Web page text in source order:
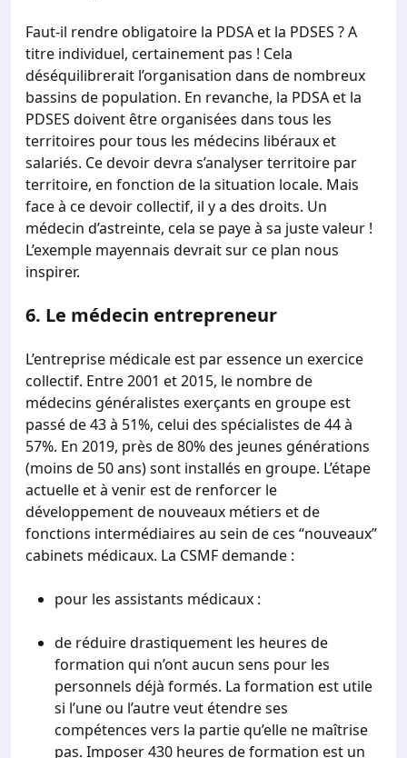
Faut-il rendre obligatoire la PDSA et la PDSES ? A
titre individuel, certainement pas ! Cela
déséquilibrerait l’organisation dans de nombreux
bassins de population. En revanche, la PDSA et la
PDSES doivent être organisées dans tous les
territoires pour tous les médecins libéraux et
salariés. Ce devoir devra s’analyser territoire par
territoire, en fonction de la situation locale. Mais
face à ce devoir collectif, il y a des droits. Un
médecin d’astreinte, cela se paye à sa juste valeur !
L’exemple mayennais devrait sur ce plan nous
inspirer.
6. Le médecin entrepreneur
L’entreprise médicale est par essence un exercice
collectif. Entre 2001 et 2015, le nombre de
médecins généralistes exerçants en groupe est
passé de 43 à 51%, celui des spécialistes de 44 à
57%. En 2019, près de 80% des jeunes générations
(moins de 50 ans) sont installés en groupe. L’étape
actuelle et à venir est de renforcer le
développement de nouveaux métiers et de
fonctions intermédiaires au sein de ces “nouveaux”
cabinets médicaux. La CSMF demande :
pour les assistants médicaux :
de réduire drastiquement les heures de
formation qui n’ont aucun sens pour les
personnels déjà formés. La formation est utile
si l’une ou l’autre veut étendre ses
compétences vers la partie qu’elle ne maîtrise
pas. Imposer 430 heures de formation est un